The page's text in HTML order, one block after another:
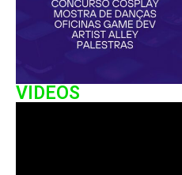
VIDEOS